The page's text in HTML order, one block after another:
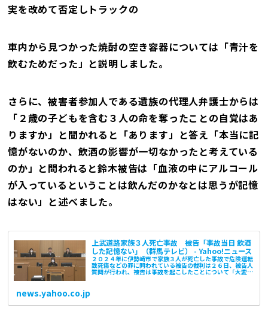
実を改めて否定しトラックの
車内から見つかった焼酎の空き容器については「青汁を
飲むためだった」と説明しました。
さらに、被害者参加人である遺族の代理人弁護士からは
「２歳の子どもを含む３人の命を奪ったことの自覚はあ
りますか」と聞かれると「あります」と答え「本当に記
憶がないのか、飲酒の影響が一切なかったと考えている
のか」と問われると鈴木被告は「血液の中にアルコール
が入っているということは飲んだのかなとは思うが記憶
はない」と述べました。
上武道路家族３人死亡事故 被告「事故当日 飲酒
した記憶ない」（群馬テレビ） - Yahoo!ニュース
２０２４年に伊勢崎市で家族３人が死亡した事故で危険運転
致死傷などの罪に問われている被告の裁判は２６日、被告人
質問が行われ、被告は事故を起こしたことについて「大変反
news.yahoo.co.jp